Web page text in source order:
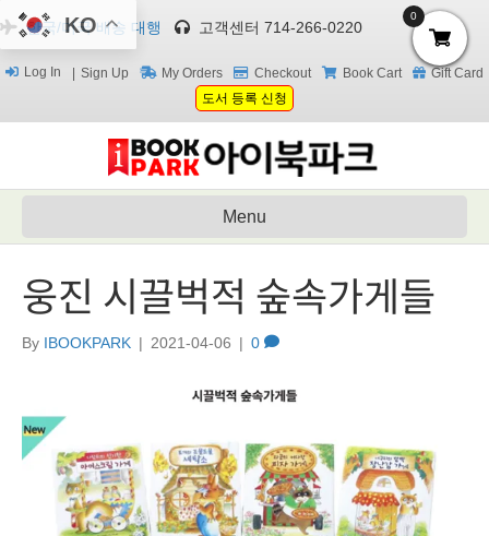
한국/미국 배송 대행 고객센터 714-266-0220
Log In Sign Up My Orders Checkout Book Cart
Gift Card
도서 등록 신청
Menu
웅진 시끌벅적 숲속가게들
By IBOOKPARK | 2021-04-06 | 0
KO 0